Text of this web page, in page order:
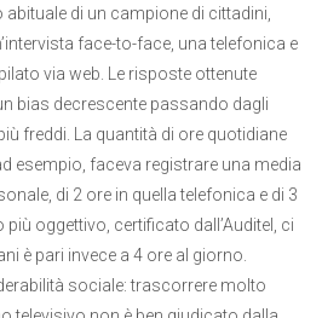
di un campione di cittadini,
face-to-face, una telefonica e
via web. Le risposte ottenute
bias decrescente passando dagli
freddi. La quantità di ore quotidiane
esempio, faceva registrare una media
di 2 ore in quella telefonica e di 3
più oggettivo, certificato dall’Auditel, ci
è pari invece a 4 ore al giorno.
sociale: trascorrere molto